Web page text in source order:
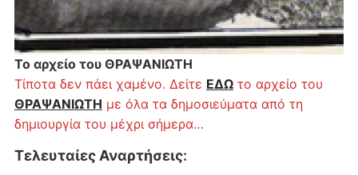
Το αρχείο του ΘΡΑΨΑΝΙΩΤΗ
Τίποτα δεν πάει χαμένο. Δείτε ΕΔΩτο αρχείο του
ΘΡΑΨΑΝΙΩΤΗ με όλα τα δημοσιεύματα από τη
δημιουργία του μέχρι σήμερα…
Τελευταίες Αναρτήσεις: